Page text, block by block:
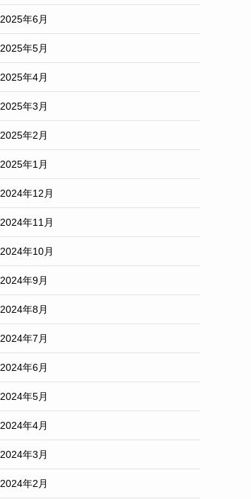
2025年6月
2025年5月
2025年4月
2025年3月
2025年2月
2025年1月
2024年12月
2024年11月
2024年10月
2024年9月
2024年8月
2024年7月
2024年6月
2024年5月
2024年4月
2024年3月
2024年2月